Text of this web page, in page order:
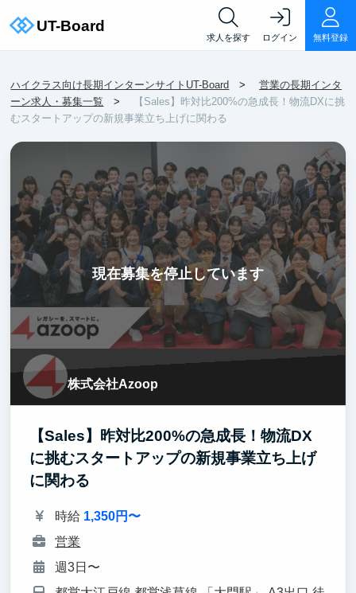
求人を探す ログイン 無料登録
ハイクラス向け長期インターンサイトUT-Board
営業の長期インタ
ーン求人・募集一覧
【Sales】昨対比200%の急成長！物流DXに挑
むスタートアップの新規事業立ち上げに関わる
現在募集を停止しています
株式会社Azoop
【Sales】昨対比200%の急成長！物流DX
に挑むスタートアップの新規事業立ち上げ
に関わる
時給 1,350円〜
営業
週3日〜